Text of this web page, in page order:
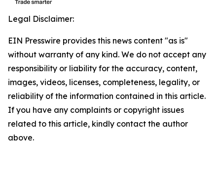
Legal Disclaimer:
EIN Presswire provides this news content "as is"
without warranty of any kind. We do not accept any
responsibility or liability for the accuracy, content,
images, videos, licenses, completeness, legality, or
reliability of the information contained in this article.
If you have any complaints or copyright issues
related to this article, kindly contact the author
above.